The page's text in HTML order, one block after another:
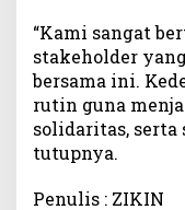
“Kami sangat
stakeholder
bersama ini.
rutin guna
solidaritas, serta
tutupnya.
Penulis : ZIKIN